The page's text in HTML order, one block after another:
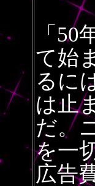
「
て始
るに
は止
だ。
を一
広告